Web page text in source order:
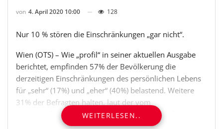
von 4. April 2020 10:00 128
Nur 10 % stören die Einschränkungen „gar nicht“.
Wien (OTS) – Wie „profil“ in seiner aktuellen Ausgabe
berichtet, empfinden 57% der Bevölkerung die
derzeitigen Einschränkungen des persönlichen Lebens
für „sehr“ (17%) und „eher“ (40%) belastend. Weitere
31% der Befragten halten, laut der vom
Meinungsforschungsinstitut Unique research für die
aktuelle Ausgabe des Nachrichtenmagazins „profil“
WEITERLESEN..